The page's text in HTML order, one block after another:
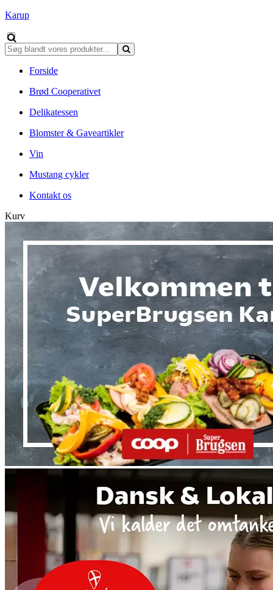
Karup
Forside
Brød Cooperativet
Delikatessen
Blomster & Gaveartikler
Vin
Mustang cykler
Kontakt os
Kurv